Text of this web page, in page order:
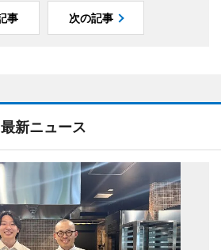
事 次の記事
最新ニュース